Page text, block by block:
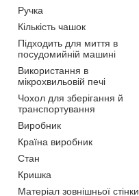
Ручка
Кількість чашок
Підходить для миття в
посудомийній машині
Використання в
мікрохвильовій печі
Чохол для зберігання й
транспортування
Виробник
Країна виробник
Стан
Кришка
Матеріал зовнішньої стінки